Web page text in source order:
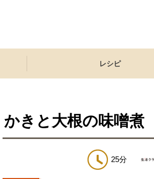
レシピ
かきと大根の味噌煮
25分